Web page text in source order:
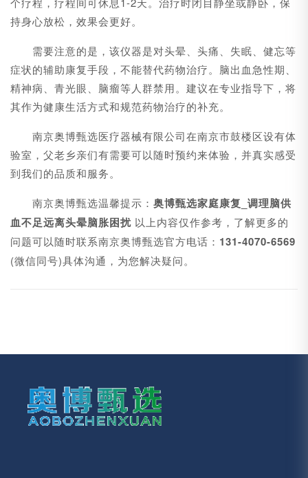
持身心放松，效果会更好。
需要注意的是，该仪器是对头晕、头痛、失眠、健忘等
症状的辅助康复手段，不能替代药物治疗。脑出血急性期、
精神病、青光眼、脑瘤等人群禁用。建议在专业指导下，将
其作为健康生活方式和规范药物治疗的补充。
南京奥博甄选医疗器械有限公司在南京市鼓楼区设有体
验室，父老乡亲们有需要可以随时预约来体验，并真实感受
到我们的品质和服务。
南京奥博甄选温馨提示： 奥博甄选家庭康复_调理脑供
血不足远离头晕脑胀困扰 以上内容仅作参考，了解更多的
问题可以随时联系南京奥博甄选官方电话： 131-4070-6569
(微信同号)具体沟通，为您解决疑问。